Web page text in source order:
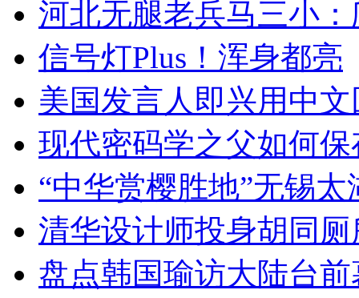
河北无腿老兵马三小
信号灯Plus！浑身都亮
美国发言人即兴用中
现代密码学之父如何
“中华赏樱胜地”无锡
清华设计师投身胡同
盘点韩国瑜访大陆台